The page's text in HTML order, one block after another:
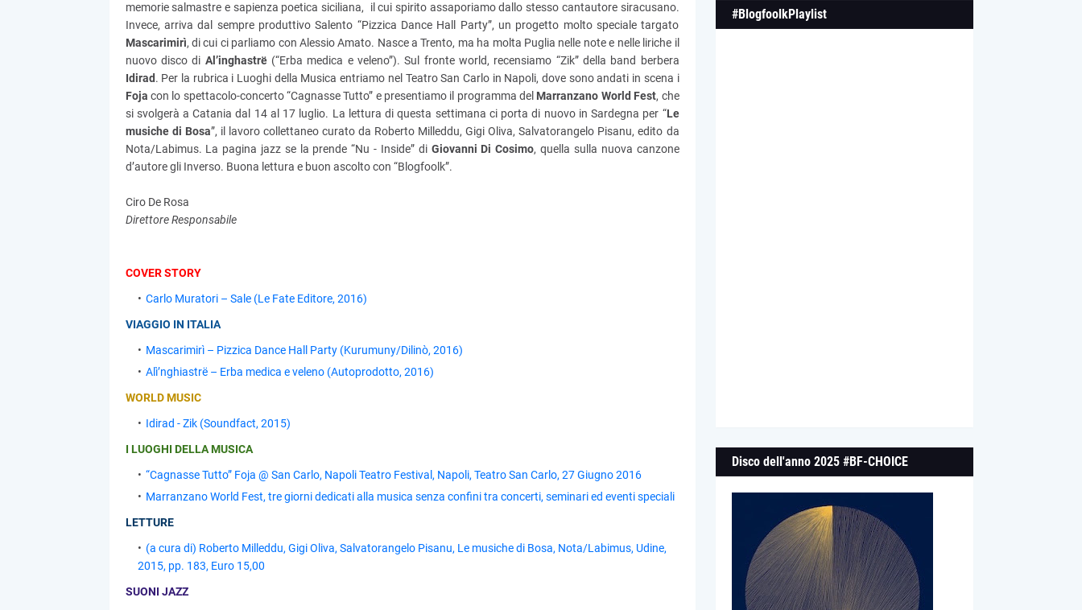
memorie salmastre e sapienza poetica siciliana, il cui spirito assaporiamo dallo stesso cantautore siracusano.
Invece, arriva dal sempre produttivo Salento “Pizzica Dance Hall Party”, un progetto molto speciale targato
Mascarimirì, di cui ci parliamo con Alessio Amato. Nasce a Trento, ma ha molta Puglia nelle note e nelle liriche il
nuovo disco di Al’inghastrë(“Erba medica e veleno”). Sul fronte world, recensiamo “Zik” della band berbera
Idirad. Per la rubrica i Luoghi della Musica entriamo nel Teatro San Carlo in Napoli, dove sono andati in scena i
Foja con lo spettacolo-concerto “Cagnasse Tutto” e presentiamo il programma del Marranzano World Fest, che
si svolgerà a Catania dal 14 al 17 luglio. La lettura di questa settimana ci porta di nuovo in Sardegna per “Le
musiche di Bosa”, il lavoro collettaneo curato da Roberto Milleddu, Gigi Oliva, Salvatorangelo Pisanu, edito da
Nota/Labimus. La pagina jazz se la prende “Nu - Inside” di Giovanni Di Cosimo, quella sulla nuova canzone
d’autore gli Inverso. Buona lettura e buon ascolto con “Blogfoolk”.
Ciro De Rosa
Direttore Responsabile
COVER STORY
Carlo Muratori – Sale (Le Fate Editore, 2016)
VIAGGIO IN ITALIA
Mascarimirì – Pizzica Dance Hall Party (Kurumuny/Dilinò, 2016)
Alì’nghiastrë – Erba medica e veleno (Autoprodotto, 2016)
WORLD MUSIC
Idirad - Zik (Soundfact, 2015)
I LUOGHI DELLA MUSICA
“Cagnasse Tutto” Foja @ San Carlo, Napoli Teatro Festival, Napoli, Teatro San Carlo, 27 Giugno 2016
Marranzano World Fest, tre giorni dedicati alla musica senza confini tra concerti, seminari ed eventi speciali
LETTURE
(a cura di) Roberto Milleddu, Gigi Oliva, Salvatorangelo Pisanu, Le musiche di Bosa, Nota/Labimus, Udine,
2015, pp. 183, Euro 15,00
SUONI JAZZ
#BlogfoolkPlaylist
Disco dell'anno 2025 #BF-CHOICE